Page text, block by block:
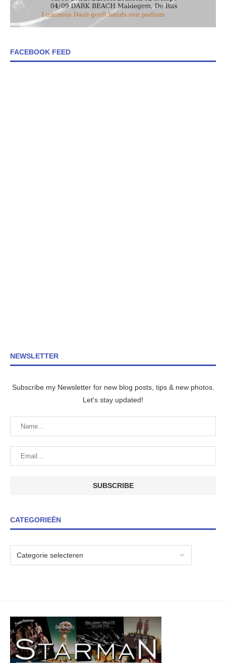
FACEBOOK FEED
NEWSLETTER
Subscribe my Newsletter for new blog posts, tips & new photos.
Let's stay updated!
CATEGORIEËN